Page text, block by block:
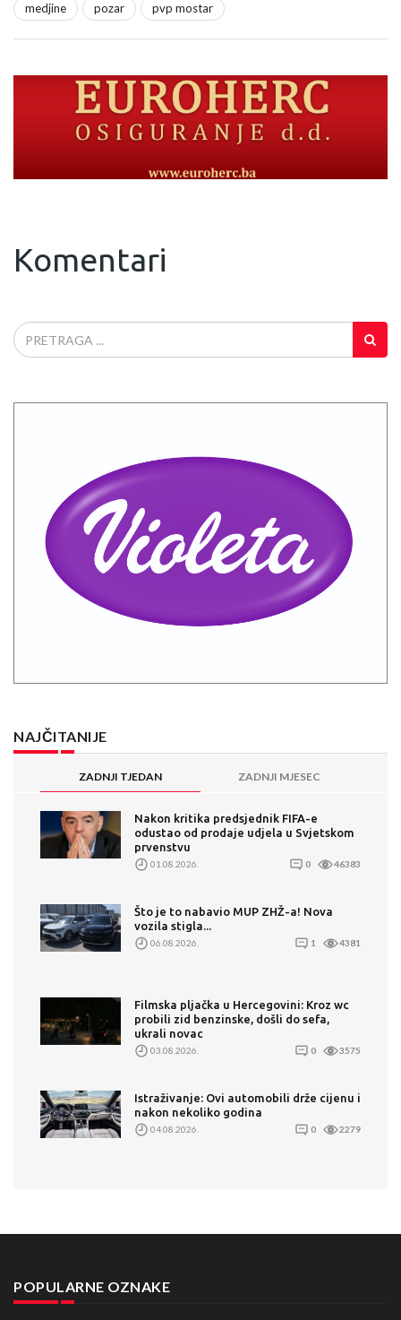
medjine pozar pvp mostar
Komentari
NAJČITANIJE
ZADNJI TJEDAN ZADNJI MJESEC
Nakon kritika predsjednik FIFA-e
odustao od prodaje udjela u Svjetskom
prvenstvu
01.08.2026. 0 46383
Što je to nabavio MUP ZHŽ-a! Nova
vozila stigla...
06.08.2026. 1 4381
Filmska pljačka u Hercegovini: Kroz wc
probili zid benzinske, došli do sefa,
ukrali novac
03.08.2026. 0 3575
Istraživanje: Ovi automobili drže cijenu i
nakon nekoliko godina
04.08.2026. 0 2279
POPULARNE OZNAKE